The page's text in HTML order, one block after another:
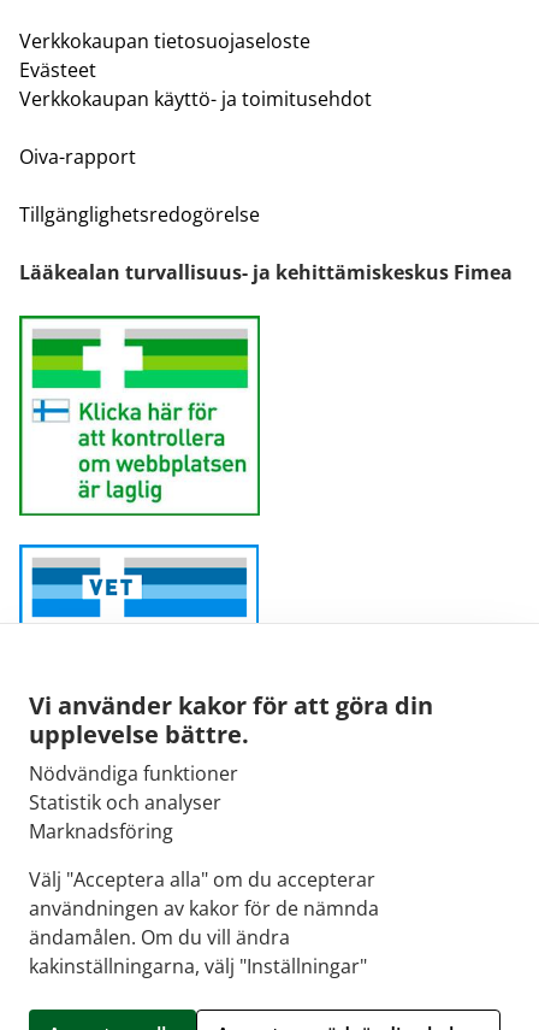
Vi använder kakor för att göra din
upplevelse bättre.
Nödvändiga funktioner
Statistik och analyser
Marknadsföring
Välj "Acceptera alla" om du accepterar
användningen av kakor för de nämnda
ändamålen. Om du vill ändra
kakinställningarna, välj "Inställningar"
Verkkokaupan tietosuojaseloste
Evästeet
Verkkokaupan käyttö- ja toimitusehdot
Oiva-rapport
Tillgänglighetsredogörelse
Lääkealan turvallisuus- ja kehittämiskeskus Fimea
Sähköpostiosoite:
kirjaamo@fimea.fi
Fimean vaihde:
029 522 3341